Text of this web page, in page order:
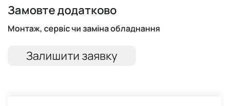
Замовте додатково
Монтаж, сервіс чи заміна обладнання
Залишити заявку